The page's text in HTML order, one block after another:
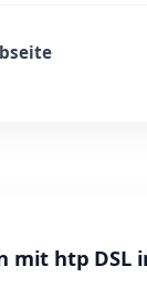
mit htp DSL